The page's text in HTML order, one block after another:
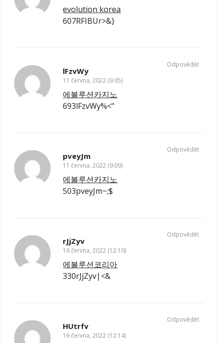
evolution korea
607RFIBUr>&}
lFzvWy
11 června, 2022 (9:05)
에볼루션카지노
693lFzvWy%<"
Odpovědět
pveyJm
11 června, 2022 (9:09)
에볼루션카지노
503pveyJm~;$
Odpovědět
rJjZyv
16 června, 2022 (12:10)
에볼루션코리아
330rJjZyv|<&
Odpovědět
HUtrfv
16 června, 2022 (12:14)
Odpovědět